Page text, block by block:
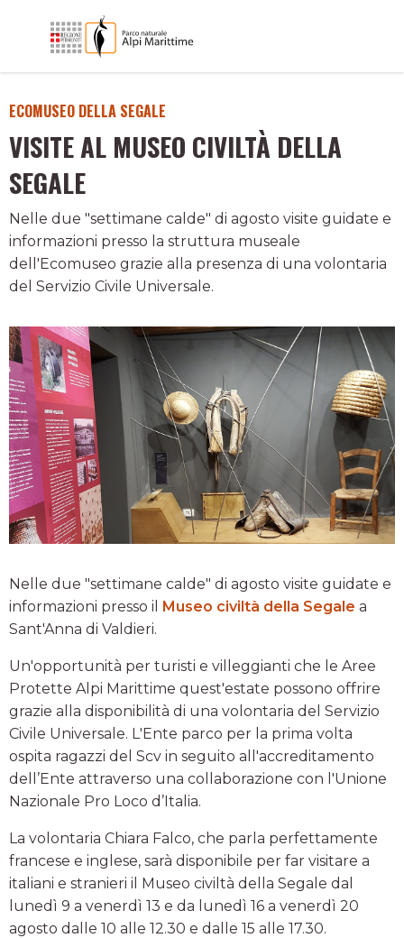
ECOMUSEO DELLA SEGALE
VISITE AL MUSEO CIVILTÀ DELLA
SEGALE
Nelle due "settimane calde" di agosto visite guidate e
informazioni presso la struttura museale
dell'Ecomuseo grazie alla presenza di una volontaria
del Servizio Civile Universale.
Nelle due "settimane calde" di agosto visite guidate e
informazioni presso il Museo civiltà della Segale a
Sant'Anna di Valdieri.
Un'opportunità per turisti e villeggianti che le Aree
Protette Alpi Marittime quest'estate possono offrire
grazie alla disponibilità di una volontaria del Servizio
Civile Universale. L'Ente parco per la prima volta
ospita ragazzi del Scv in seguito all'accreditamento
dell’Ente attraverso una collaborazione con l'Unione
Nazionale Pro Loco d’Italia.
La volontaria Chiara Falco, che parla perfettamente
francese e inglese, sarà disponibile per far visitare a
italiani e stranieri il Museo civiltà della Segale dal
lunedì 9 a venerdì 13 e da lunedì 16 a venerdì 20
agosto dalle 10 alle 12.30 e dalle 15 alle 17.30.